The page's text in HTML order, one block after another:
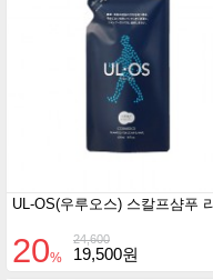
24,600
20% 19,500원